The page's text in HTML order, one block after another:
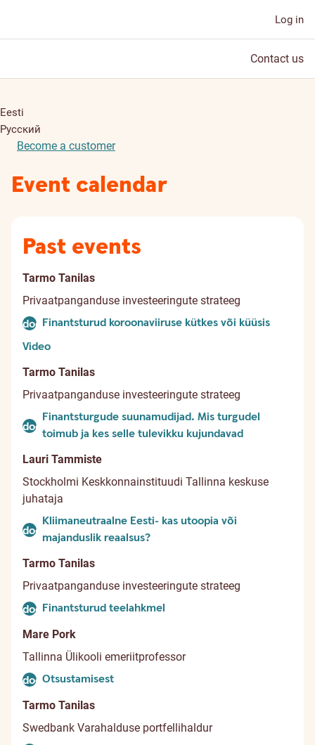
Log in
Contact us
Eesti
Русский
Become a customer
Event calendar
Past events
Tarmo Tanilas
Privaatpanganduse investeeringute strateeg
document
Finantsturud koroonaviiruse kütkes või küüsis
Video
Tarmo Tanilas
Privaatpanganduse investeeringute strateeg
document
Finantsturgude suunamudijad. Mis turgudel
toimub ja kes selle tulevikku kujundavad
Lauri Tammiste
Stockholmi Keskkonnainstituudi Tallinna keskuse
juhataja
document
Kliimaneutraalne Eesti- kas utoopia või
majanduslik reaalsus?
Tarmo Tanilas
Privaatpanganduse investeeringute strateeg
document
Finantsturud teelahkmel
Mare Pork
Tallinna Ülikooli emeriitprofessor
document
Otsustamisest
Tarmo Tanilas
Swedbank Varahalduse portfellihaldur